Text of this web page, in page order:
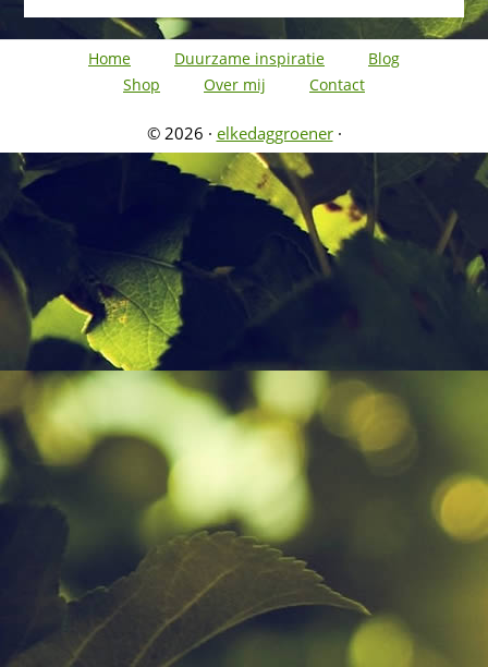
Home Duurzame inspiratie
Blog
Shop
Over mij Contact
© 2026 · elkedaggroener·